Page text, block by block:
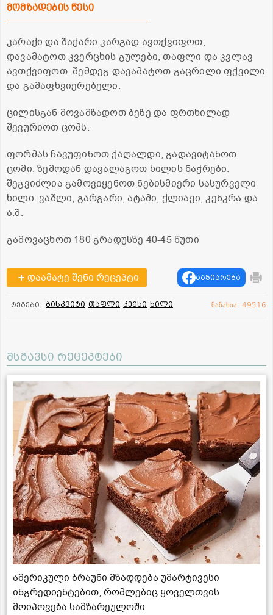
მომზადების წესი
კარაქი და შაქარი კარგად ავთქვიფოთ,
დავამატოთ კვერცხის გულები, თაფლი და კვლავ
ავთქვიფოთ. შემდეგ დავამატოთ გაცრილი ფქვილი
და გამაფხვიერებელი.
ცილისგან მოვამზადოთ ბეზე და ფრთხილად
შევურიოთ ცომს.
ფორმას ჩავუფინოთ ქაღალდი, გადავიტანოთ
ცომი. ზემოდან დავალაგოთ ხილის ნაჭრები.
შეგვიძლია გამოვიყენოთ ნებისმიერი სასურველი
ხილი: ვაშლი, გარგარი, ატამი, ქლიავი, კენკრა და
ა.შ.
გამოვაცხოთ 180 გრადუსზე 40-45 წუთი
დაამატე შენი რეცეპტი გაზიარება
ტეგები: ბისკვიტი თაფლი კექსი ხილი ნანახია: 49516
მსგავსი რეცეპტები
ამერიკული ბრაუნი მზადდება უმარტივესი
ინგრედიენტებით, რომლებიც ყოველთვის
მოიპოვება სამზარეულოში